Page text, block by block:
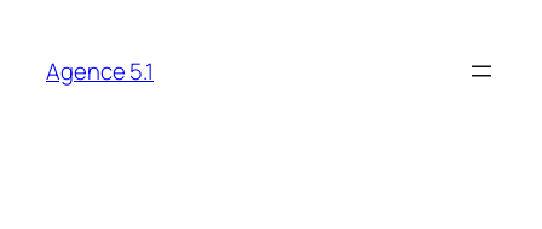
content
Agence 5.1